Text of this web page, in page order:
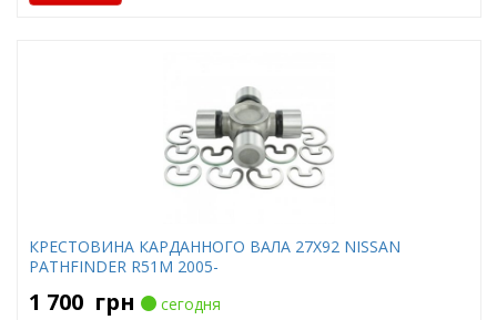
КРЕСТОВИНА КАРДАННОГО ВАЛА 27X92 NISSAN
PATHFINDER R51M 2005-
1 700 грн
сегодня